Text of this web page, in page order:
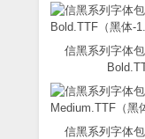
信黑系列字体
信黑系列字体